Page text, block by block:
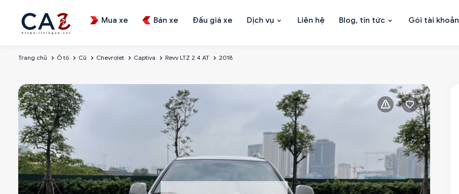
Mua xe Bán xe Đấu giá xe Dịch vụ Liên hệ Blog, tin tức Gói tài khoản
Trang chủ Ô tô Cũ Chevrolet Captiva Revv LTZ 2.4 AT 2018